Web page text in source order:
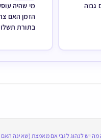
גבוה
מי שהיה
הזמן האם
בתורת
יש לנהוג לגבי אם מאמצת (שאינה האם